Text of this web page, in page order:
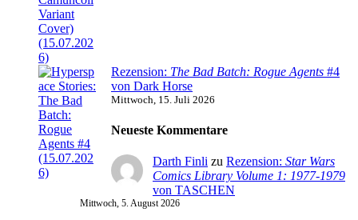
Rezension: The Bad Batch: Rogue Agents #4
von Dark Horse
Mittwoch, 15. Juli 2026
Neueste Kommentare
Darth Finli zu Rezension: Star Wars
Comics Library Volume 1: 1977-1979
von TASCHEN
Mittwoch, 5. August 2026